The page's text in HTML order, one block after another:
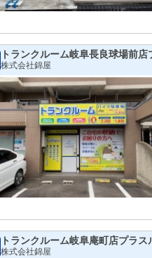
トランクルーム岐阜長良球場前店
株式会社錦屋
トランクルーム岐阜庵町店プラス
株式会社錦屋